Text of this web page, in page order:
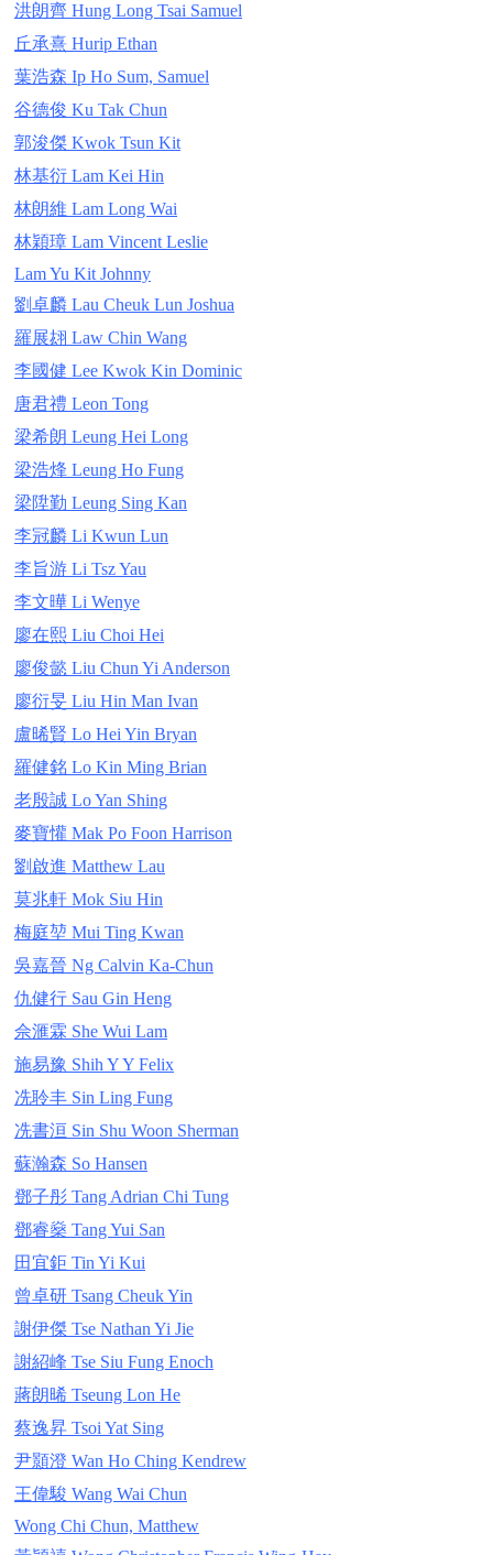
洪朗齊 Hung Long Tsai Samuel
丘承熹 Hurip Ethan
葉浩森 Ip Ho Sum, Samuel
谷德俊 Ku Tak Chun
郭浚傑 Kwok Tsun Kit
林基衍 Lam Kei Hin
林朗維 Lam Long Wai
林穎璋 Lam Vincent Leslie
Lam Yu Kit Johnny
劉卓麟 Lau Cheuk Lun Joshua
羅展翃 Law Chin Wang
李國健 Lee Kwok Kin Dominic
唐君禮 Leon Tong
梁希朗 Leung Hei Long
梁浩烽 Leung Ho Fung
梁陞勤 Leung Sing Kan
李冠麟 Li Kwun Lun
李旨游 Li Tsz Yau
李文曄 Li Wenye
廖在熙 Liu Choi Hei
廖俊懿 Liu Chun Yi Anderson
廖衍旻 Liu Hin Man Ivan
盧晞賢 Lo Hei Yin Bryan
羅健銘 Lo Kin Ming Brian
老殷誠 Lo Yan Shing
麥寶懽 Mak Po Foon Harrison
劉啟進 Matthew Lau
莫兆軒 Mok Siu Hin
梅庭堃 Mui Ting Kwan
吳嘉晉 Ng Calvin Ka-Chun
仇健行 Sau Gin Heng
佘滙霖 She Wui Lam
施易豫 Shih Y Y Felix
冼聆丰 Sin Ling Fung
冼書洹 Sin Shu Woon Sherman
蘇瀚森 So Hansen
鄧子彤 Tang Adrian Chi Tung
鄧睿燊 Tang Yui San
田宜鉅 Tin Yi Kui
曾卓研 Tsang Cheuk Yin
謝伊傑 Tse Nathan Yi Jie
謝紹峰 Tse Siu Fung Enoch
蔣朗晞 Tseung Lon He
蔡逸昇 Tsoi Yat Sing
尹顥澄 Wan Ho Ching Kendrew
王偉駿 Wang Wai Chun
Wong Chi Chun, Matthew